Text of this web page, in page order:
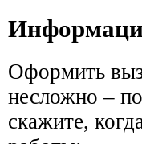
Оформить
несложно –
скажите,